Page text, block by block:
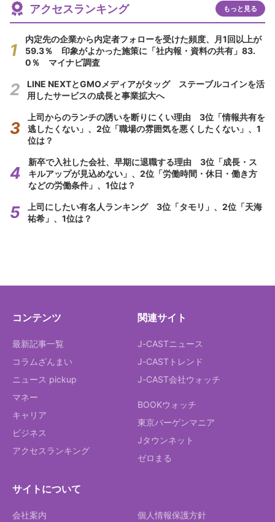
アクセスランキング もっと見る
内定先の企業から内定者フォローを受けた頻度、月1回以上が
59.3％ 印象がよかった施策に「社内報・資料の共有」83.
0％ マイナビ調査
LINE NEXTとGMOメディアがタッグ ステーブルコインを活
用したサービスの成長と事業拡大へ
上司からのランチの誘いを断りにくい理由 3位「情報共有を
逃したくない」、2位「職場の雰囲気を悪くしたくない」、1
位は？
新卒で入社した会社、早期に退職する理由 3位「成長・ス
キルアップが見込めない」、2位「労働時間・休日・働き方
などの労働条件」、1位は？
上司にしたい有名人ランキング 3位「タモリ」、2位「天海
祐希」、1位は？
コンテンツ
最新記事一覧
コラムざんまい
ニュース pickup
マネー
キャリア
ビジネス
アクセスランキング
関連サイト
J-CASTニュース
J-CASTトレンド
J-CAST会社ウォッチ
BOOKウォッチ
東京バーゲンマニア
Jタウンネット
ゼロまる
サイトについて
会社案内 個人情報保護方針